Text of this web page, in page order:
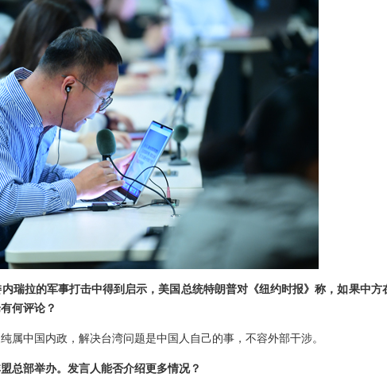
瑞拉的军事打击中得到启示，美国总统特朗普对《纽约时报》称，如果中方
何评论？
属中国内政，解决台湾问题是中国人自己的事，不容外部干涉。
总部举办。发言人能否介绍更多情况？